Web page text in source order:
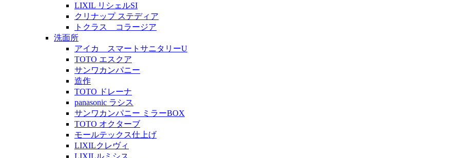
LIXIL リシェルSI
クリナップ ステディア
トクラス コラージア
洗面所
アイカ スマートサニタリーU
TOTO エスクア
サンワカンパニー
造作
TOTO ドレーナ
panasonic ラシス
サンワカンパニー ミラーBOX
TOTO オクターブ
モールテックス仕上げ
LIXILクレヴィ